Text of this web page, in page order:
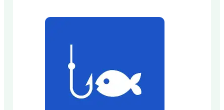
シーカヤック
ドルフィンアーチ
じゃのひれ乗馬クラブ